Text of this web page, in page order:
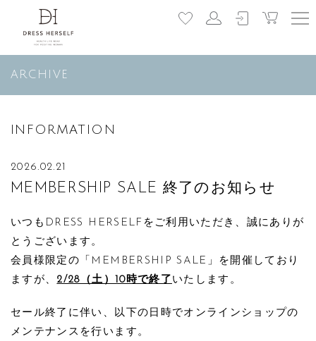
ARCHIVE
INFORMATION
2026.02.21
MEMBERSHIP SALE 終了のお知らせ
いつもDRESS HERSELFをご利用いただき、誠にありが
とうございます。
会員様限定の「MEMBERSHIP SALE」を開催しており
ますが、 2/28（土）10時で終了 いたします。
セール終了に伴い、以下の日時でオンラインショップの
メンテナンスを行います。